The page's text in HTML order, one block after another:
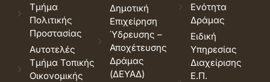
Τμήμα
Πολιτικής
Προστασίας
Αυτοτελές
Τμήμα Τοπικής
Οικονομικής
Δημοτική
Επιχείρηση
Ύδρευσης –
Αποχέτευσης
Δράμας
(ΔΕΥΑΔ)
Ενότητα
Δράμας
Ειδική
Υπηρεσίας
Διαχείρισης
Ε.Π.